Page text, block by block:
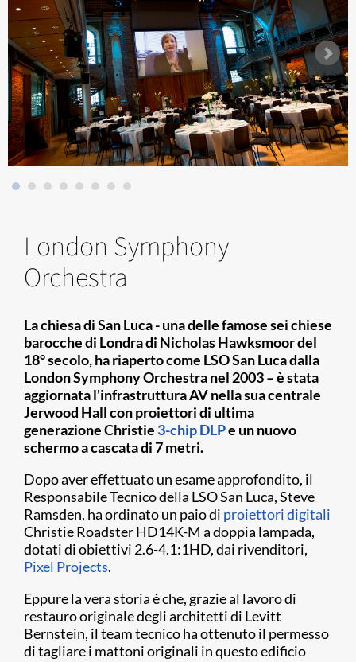
London Symphony
Orchestra
La chiesa di San Luca - una delle famose sei chiese
barocche di Londra di Nicholas Hawksmoor del
18° secolo, ha riaperto come LSO San Luca dalla
London Symphony Orchestra nel 2003 – è stata
aggiornata l'infrastruttura AV nella sua centrale
Jerwood Hall con proiettori di ultima
generazione Christie 3-chip DLPe un nuovo
schermo a cascata di 7 metri.
Dopo aver effettuato un esame approfondito, il
Responsabile Tecnico della LSO San Luca, Steve
Ramsden, ha ordinato un paio di proiettori digitali
Christie Roadster HD14K-M a doppia lampada,
dotati di obiettivi 2.6-4.1:1HD, dai rivenditori,
Pixel Projects.
Eppure la vera storia è che, grazie al lavoro di
restauro originale degli architetti di Levitt
Bernstein, il team tecnico ha ottenuto il permesso
di tagliare i mattoni originali in questo edificio